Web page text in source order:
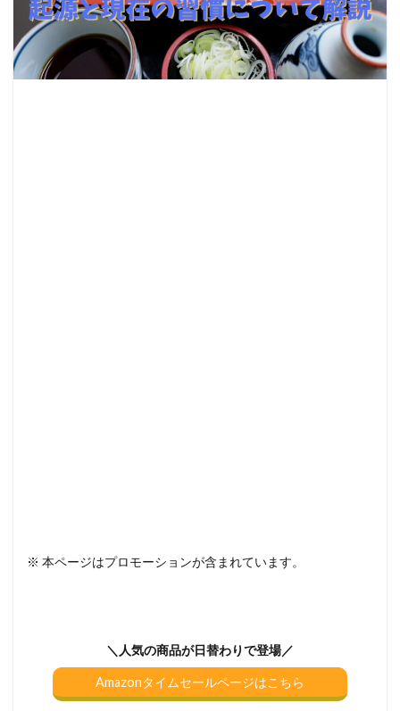
※ 本ページはプロモーションが含まれています。
＼人気の商品が日替わりで登場／
Amazonタイムセールページはこちら